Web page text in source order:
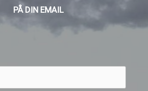
PÅ DIN EMAIL